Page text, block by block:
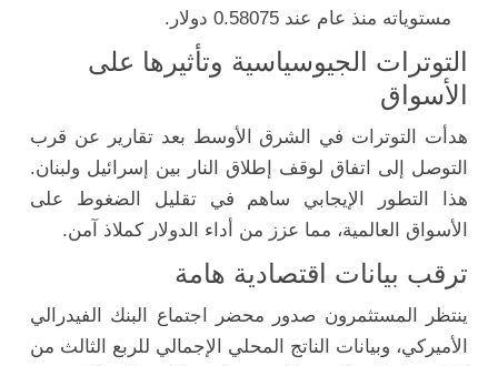
مستوياته منذ عام عند 0.58075 دولار.
التوترات الجيوسياسية وتأثيرها على
الأسواق
هدأت التوترات في الشرق الأوسط بعد تقارير عن قرب
التوصل إلى اتفاق لوقف إطلاق النار بين إسرائيل ولبنان.
هذا التطور الإيجابي ساهم في تقليل الضغوط على
الأسواق العالمية، مما عزز من أداء الدولار كملاذ آمن.
ترقب بيانات اقتصادية هامة
ينتظر المستثمرون صدور محضر اجتماع البنك الفيدرالي
الأميركي، وبيانات الناتج المحلي الإجمالي للربع الثالث من